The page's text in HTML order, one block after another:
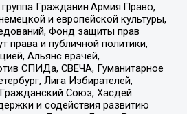
Гражданин.Армия.Право,
и европейской культуры,
Фонд защиты прав
права и публичной политики,
Альянс врачей,
СПИДа, СВЕЧА, Гуманитарное
Лига Избирателей,
Союз, Хасдей
и содействия развитию